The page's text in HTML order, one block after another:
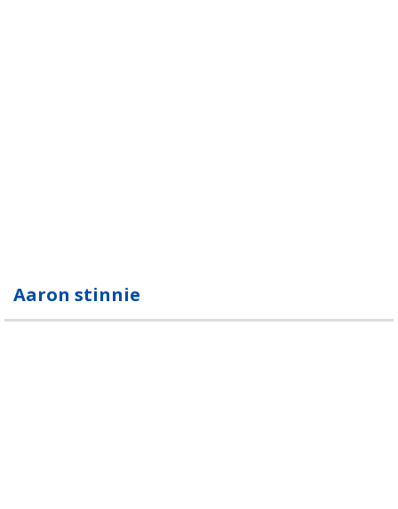
Aaron stinnie